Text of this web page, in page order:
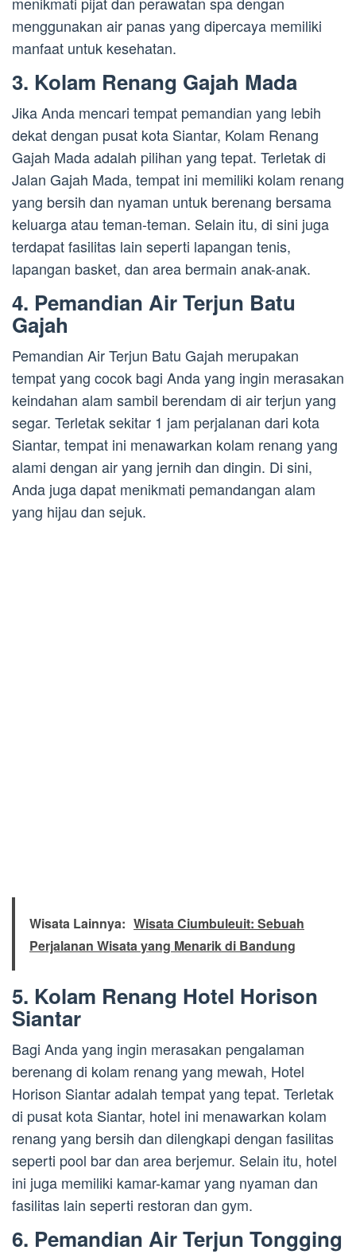
menggunakan air panas yang dipercaya memiliki
manfaat untuk kesehatan.
3. Kolam Renang Gajah Mada
Jika Anda mencari tempat pemandian yang lebih
dekat dengan pusat kota Siantar, Kolam Renang
Gajah Mada adalah pilihan yang tepat. Terletak di
Jalan Gajah Mada, tempat ini memiliki kolam renang
yang bersih dan nyaman untuk berenang bersama
keluarga atau teman-teman. Selain itu, di sini juga
terdapat fasilitas lain seperti lapangan tenis,
lapangan basket, dan area bermain anak-anak.
4. Pemandian Air Terjun Batu
Gajah
Pemandian Air Terjun Batu Gajah merupakan
tempat yang cocok bagi Anda yang ingin merasakan
keindahan alam sambil berendam di air terjun yang
segar. Terletak sekitar 1 jam perjalanan dari kota
Siantar, tempat ini menawarkan kolam renang yang
alami dengan air yang jernih dan dingin. Di sini,
Anda juga dapat menikmati pemandangan alam
yang hijau dan sejuk.
Wisata Lainnya: Wisata Ciumbuleuit: Sebuah
Perjalanan Wisata yang Menarik di Bandung
5. Kolam Renang Hotel Horison
Siantar
Bagi Anda yang ingin merasakan pengalaman
berenang di kolam renang yang mewah, Hotel
Horison Siantar adalah tempat yang tepat. Terletak
di pusat kota Siantar, hotel ini menawarkan kolam
renang yang bersih dan dilengkapi dengan fasilitas
seperti pool bar dan area berjemur. Selain itu, hotel
ini juga memiliki kamar-kamar yang nyaman dan
fasilitas lain seperti restoran dan gym.
6. Pemandian Air Terjun Tongging